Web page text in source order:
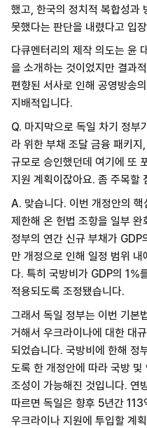
했고, 한국의 정치적 복합성과
못했다는 판단을 내렸다고 입
다큐멘터리의 제작 의도는 윤
을 소개하는 것이었지만 결과
편향된 서사로 인해 공영방송
지배적입니다.
Q. 마지막으로 독일 차기 정부
라 위한 부채 조달 금융 패키
규모로 승인했던데 여기에 또
지원 계획이잖아요. 좀 주목할
A. 맞습니다. 이번 개정안의
제한해 온 헌법 조항을 일부
정부의 연간 신규 부채가
만 개정으로 인해 일정 범위
다. 특히 국방비가 GDP의 1%
적용되도록 조정됐습니다.
그래서 독일 정부는 이번 기본
거해서 우크라이나에 대한 대
되었습니다. 국방비에 한해 정
도록 한 개정안에 따라 국방
조성이 가능해진 것입니다. 연
따르면 독일은 향후 5년간
우크라이나 지원에 투입할 계